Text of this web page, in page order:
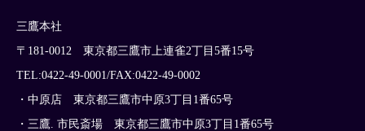
三鷹本社
〒181-0012 東京都三鷹市上連雀2丁目5番15号
TEL:0422-49-0001/FAX:0422-49-0002
・中原店 東京都三鷹市中原3丁目1番65号
・三鷹. 市民斎場 東京都三鷹市中原3丁目1番65号